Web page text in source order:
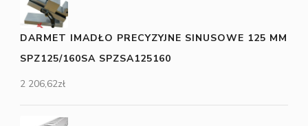
DARMET IMADŁO PRECYZYJNE SINUSOWE 125 MM
SPZ125/160SA SPZSA125160
2 206,62zł